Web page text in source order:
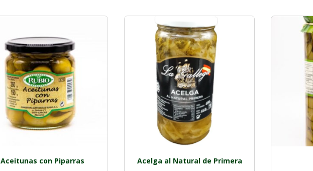
Aceitunas con Piparras Acelga al Natural de Primera